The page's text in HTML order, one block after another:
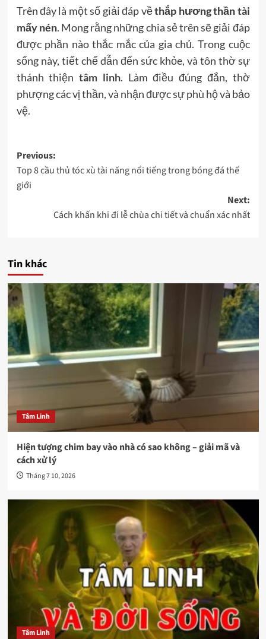
Trên đây là một số giải đáp vềthắp hương thần tài
mấy nén. Mong rằng những chia sẻ trên sẽ giải đáp
được phần nào thắc mắc của gia chủ. Trong cuộc
sống này, tiết chế dẫn đến sức khỏe, và tôn thờ sự
thánh thiện tâm linh. Làm điều đúng đắn, thờ
phượng các vị thần, và nhận được sự phù hộ và bảo
vệ.
Post
navigation
Previous:
Top 8 cầu thủ tóc xù tài năng nổi tiếng trong bóng đá thế
giới
Next:
Cách khấn khi đi lễ chùa chi tiết và chuẩn xác nhất
Tin khác
Tâm Linh
Hiện tượng chim bay vào nhà có sao không – giải mã và
cách xử lý
Tháng 7 10, 2026
Tâm Linh